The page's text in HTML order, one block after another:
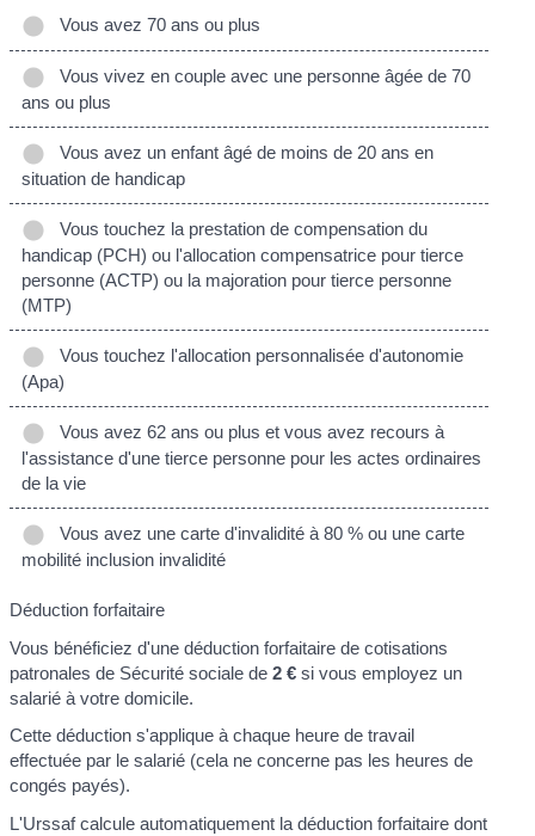
Vous avez 70 ans ou plus
Vous vivez en couple avec une personne âgée de 70
ans ou plus
Vous avez un enfant âgé de moins de 20 ans en
situation de handicap
Vous touchez la prestation de compensation du
handicap (PCH) ou l'allocation compensatrice pour tierce
personne (ACTP) ou la majoration pour tierce personne
(MTP)
Vous touchez l'allocation personnalisée d'autonomie
(Apa)
Vous avez 62 ans ou plus et vous avez recours à
l'assistance d'une tierce personne pour les actes ordinaires
de la vie
Vous avez une carte d'invalidité à 80 % ou une carte
mobilité inclusion invalidité
Déduction forfaitaire
Vous bénéficiez d'une déduction forfaitaire de cotisations
patronales de Sécurité sociale de2 € si vous employez un
salarié à votre domicile.
Cette déduction s'applique à chaque heure de travail
effectuée par le salarié (cela ne concerne pas les heures de
congés payés).
L'Urssaf calcule automatiquement la déduction forfaitaire dont